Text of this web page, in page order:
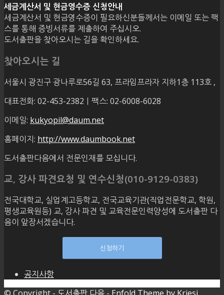
세금계산서 및 현금영수증 신청안내
세금계산서 및 현금영수증이 필요하신분들께서는 이메일 또는 팩
스를 통해 증빙서류를 제출하여 주십시오.
도서출판을 찾아오시는 길을 확인하세요.
찾아오시는 길
서울시 광진구 광나루로56길 63, 프라임프라자 지하1층 113호 ,
대표전화: 02-453-2382ㅣ팩스: 02-6008-6028
이메일: kukyopil@daum.net
홈페이지: http://www.daumbook.net
도서출판다음에서 전문인재를 모십니다.
교, 강사 파견요청 및 연수신청(010-9129-0383)
전국대학교, 실업계고등학교, 전국교육기관(직업전문학교, 학원,
평생교육원등) 교, 강사 파견 및 교육전문인력양성에 도서출판 다
음이 앞장서겠습니다.
신청하기
공지사항